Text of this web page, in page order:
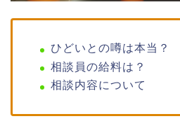
ひどいとの噂は本当？
相談員の給料は？
相談内容について